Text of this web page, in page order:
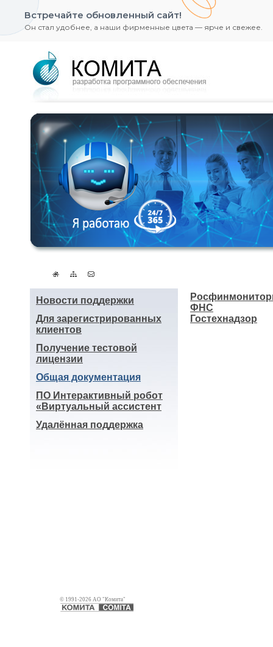
Встречайте обновленный сайт!
Он стал удобнее, а наши фирменные цвета — ярче и свежее.
Новости поддержки
Для зарегистрированных
клиентов
Получение тестовой
лицензии
Общая документация
ПО Интерактивный робот
«Виртуальный ассистент
Удалённая поддержка
ФНС
Гостехнадзор
© 1991-2026 АО "Комита"